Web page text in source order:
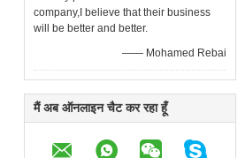
company,I believe that their business
will be better and better.
—— Mohamed Rebai
मैं अब ऑनलाइन चैट कर रहा हूँ